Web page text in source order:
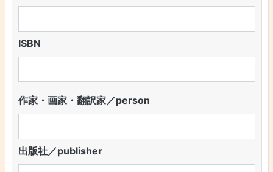
ISBN
作家・画家・翻訳家／person
出版社／publisher